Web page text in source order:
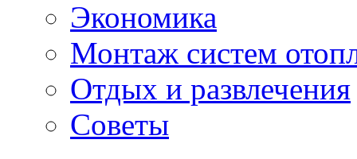
Экономика
Монтаж систем
Отдых и развлечения
Советы